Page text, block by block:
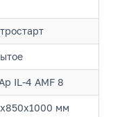
IL-4 AMF 8
мм